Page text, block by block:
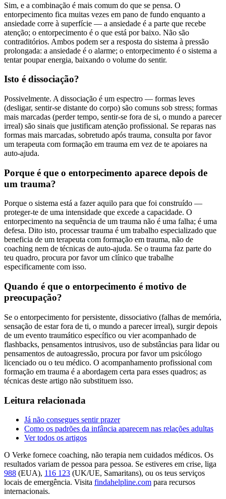
Sim, e a combinação é mais comum do que se pensa. O
entorpecimento fica muitas vezes em pano de fundo enquanto a
ansiedade corre à superfície — a ansiedade é a parte que recebe
atenção; o entorpecimento é o que está por baixo. Não são
contraditórios. Ambos podem ser a resposta do sistema à pressão
prolongada: a ansiedade é o alarme; o entorpecimento é o sistema a
tentar poupar energia, baixando o volume do sentir.
Isto é dissociação?
Possivelmente. A dissociação é um espectro — formas leves
(desligar, sentir-se distante do corpo) são comuns sob stress; formas
mais marcadas (perder tempo, sentir-se fora de si, o mundo a parecer
irreal) são sinais que justificam atenção profissional. Se reparas nas
formas mais marcadas, sobretudo após trauma, consulta por favor
um terapeuta com formação em trauma em vez de te apoiares na
auto-ajuda.
Porque é que o entorpecimento aparece depois de
um trauma?
Porque o sistema está a fazer aquilo para que foi construído —
proteger-te de uma intensidade que excede a capacidade. O
entorpecimento na sequência de um trauma não é uma falha; é uma
defesa. Dito isto, processar trauma é um trabalho especializado que
beneficia de um terapeuta com formação em trauma, não de
coaching nem de técnicas de auto-ajuda. Se o trauma faz parte do
teu quadro, procura por favor um clínico que trabalhe
especificamente com isso.
Quando é que o entorpecimento é motivo de
preocupação?
Se o entorpecimento for persistente, dissociativo (falhas de memória,
sensação de estar fora de ti, o mundo a parecer irreal), surgir depois
de um evento traumático específico ou vier acompanhado de
flashbacks, pensamentos intrusivos, uso de substâncias para lidar ou
pensamentos de autoagressão, procura por favor um psicólogo
licenciado ou o teu médico. O acompanhamento profissional com
formação em trauma é a abordagem certa para esses quadros; as
técnicas deste artigo não substituem isso.
Leitura relacionada
Já não consegues sentir prazer
Como os padrões da infância aparecem nas relações adultas
Ver todos os artigos
O Verke fornece coaching, não terapia nem cuidados médicos. Os
resultados variam de pessoa para pessoa. Se estiveres em crise, liga
988 (EUA), 116 123 (UK/UE, Samaritans), ou os teus serviços
locais de emergência. Visita findahelpline.com para recursos
internacionais.